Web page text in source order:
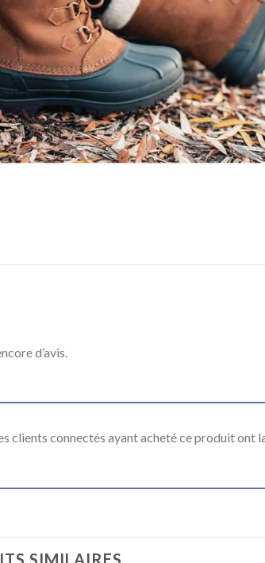
d’avis.
clients connectés ayant acheté ce produit ont